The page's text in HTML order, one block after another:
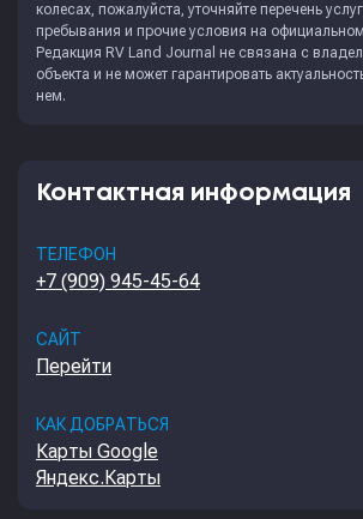
колесах, пожалуйста, уточняйте перечень
пребывания и прочие условия на официальном
Редакция RV Land Journal не связана с
объекта и не может гарантировать
нем.
Контактная информация
ТЕЛЕФОН
+7 (909) 945-45-64
САЙТ
Перейти
КАК ДОБРАТЬСЯ
Карты Google
Яндекс.Карты